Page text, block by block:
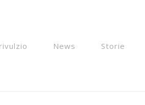
News Storie